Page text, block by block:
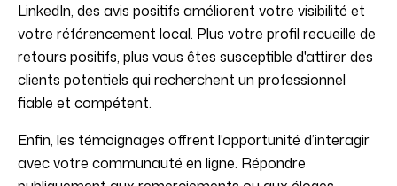
LinkedIn, des avis positifs améliorent votre visibilité et
votre référencement local. Plus votre profil recueille de
retours positifs, plus vous êtes susceptible d'attirer des
clients potentiels qui recherchent un professionnel
fiable et compétent.
Enfin, les témoignages offrent l’opportunité d’interagir
avec votre communauté en ligne. Répondre